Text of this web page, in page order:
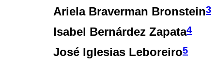
Ariela Braverman Bronstein3
Isabel Bernárdez Zapata4
José Iglesias Leboreiro5